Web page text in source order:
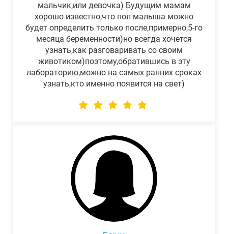
мальчик,или девочка) Будущим мамам
хорошо известно,что пол малыша можно
будет определить только после,примерно,5-го
месяца беременности)но всегда хочется
узнать,как разговаривать со своим
животиком)поэтому,обратившись в эту
лабораторию,можно на самых ранних сроках
узнать,кто именно появится на свет)